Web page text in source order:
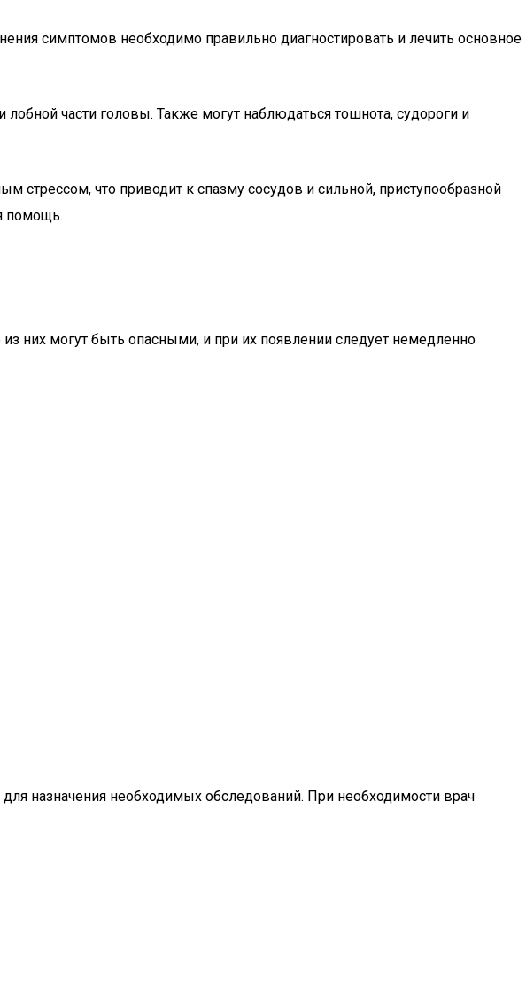
симптомов необходимо правильно диагностировать и лечить основное
части головы. Также могут наблюдаться тошнота, судороги и
стрессом, что приводит к спазму сосудов и сильной, приступообразной
помощь.
них могут быть опасными, и при их появлении следует немедленно
назначения необходимых обследований. При необходимости врач